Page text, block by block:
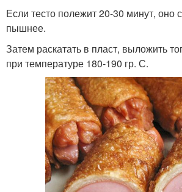
Если тесто полежит 20-30 минут, оно
пышнее.
Затем раскатать в пласт, выложить
при температуре 180-190 гр. С.